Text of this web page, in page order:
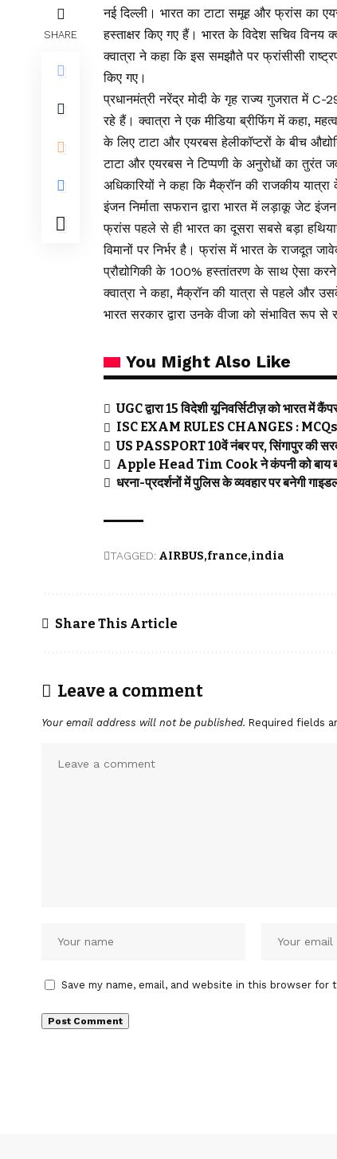
SHARE
नई दिल्ली। भारत का टाटा समूह और फ्रांस का
हस्ताक्षर किए गए हैं। भारत के विदेश सचिव विनय
क्वात्रा ने कहा कि इस समझौते पर फ्रांसीसी
किए गए।
प्रधानमंत्री नरेंद्र मोदी के गृह राज्य गुजरात में
रहे हैं। क्वात्रा ने एक मीडिया ब्रीफिंग में कहा,
के लिए टाटा और एयरबस हेलीकॉप्टरों के बीच
टाटा और एयरबस ने टिप्पणी के अनुरोधों का तुरंत
अधिकारियों ने कहा कि मैक्रॉन की राजकीय
इंजन निर्माता सफरान द्वारा भारत में लड़ाकू जेट
फ्रांस पहले से ही भारत का दूसरा सबसे बड़ा
विमानों पर निर्भर है। फ्रांस में भारत के राजदूत
प्रौद्योगिकी के 100% हस्तांतरण के साथ ऐसा
क्वात्रा ने कहा, मैक्रॉन की यात्रा से पहले और
भारत सरकार द्वारा उनके वीजा को संभावित रूप से
You Might Also Like
UGC द्वारा 15 विदेशी यूनिवर्सिटीज़ को भारत में
ISC EXAM RULES CHANGES : MCQs
US PASSPORT 10वें नंबर पर, सिंगापुर की
Apple Head Tim Cook ने कंपनी को बाय
धरना-प्रदर्शनों में पुलिस के व्यवहार पर बनेगी
TAGGED: AIRBUS france india
Share This Article
Leave a comment
Your email address will not be published. Required fields
Save my name, email, and website in this browser for